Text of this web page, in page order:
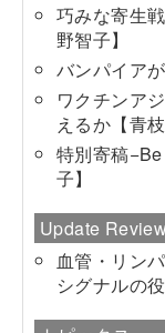
巧みな寄生
野智子】
バンパイア
ワクチンア
えるか【青
特別寄稿
子】
Update Review
血管・リン
シグナルの